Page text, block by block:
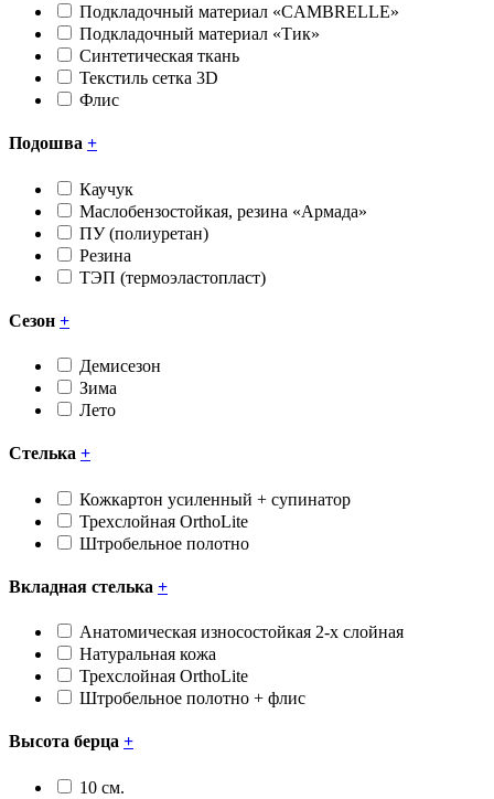
Подкладочный материал «CAMBRELLE»
Подкладочный материал «Тик»
Синтетическая ткань
Текстиль сетка 3D
Флис
Подошва +
Каучук
Маслобензостойкая, резина «Армада»
ПУ (полиуретан)
Резина
ТЭП (термоэластопласт)
Сезон +
Демисезон
Зима
Лето
Стелька +
Кожкартон усиленный + супинатор
Трехслойная OrthoLite
Штробельное полотно
Вкладная стелька +
Анатомическая износостойкая 2-х слойная
Натуральная кожа
Трехслойная OrthoLite
Штробельное полотно + флис
Высота берца +
10 см.